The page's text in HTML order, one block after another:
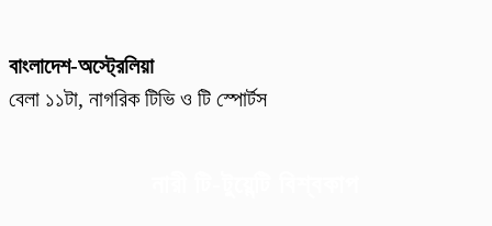
বাংলাদেশ-অস্ট্রেলিয়া
বেলা ১১টা, নাগরিক টিভি ও টি স্পোর্টস